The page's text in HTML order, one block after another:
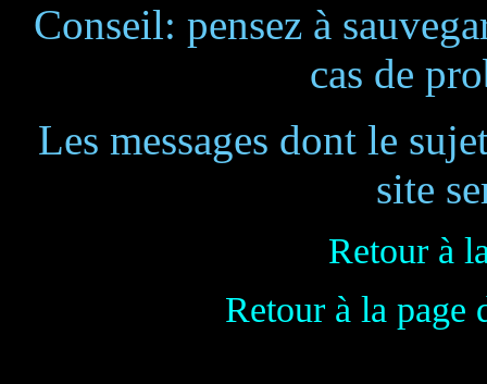
Conseil: pensez à
cas de
Les messages dont le
site
Retour à
Retour à la page